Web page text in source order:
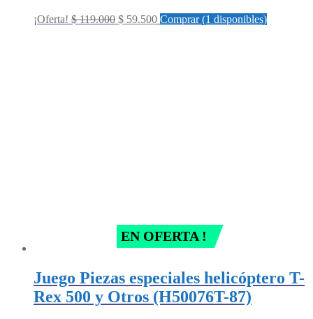
¡Oferta! $119.000 Original
$ 59.500Current
Comprar (1 disponibles)
EN OFERTA !
Juego Piezas especiales helicóptero T-
Rex 500 y Otros (H50076T-87)